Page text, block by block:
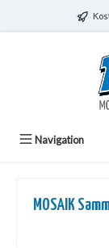
Zum Hauptinhalt
Navigation
MOSAIK